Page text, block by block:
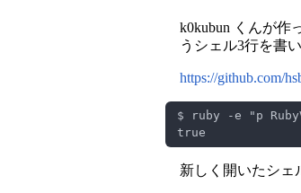
k0kubun くんが作
うシェル3行を書い
https://github.com/
新しく開いたシェ